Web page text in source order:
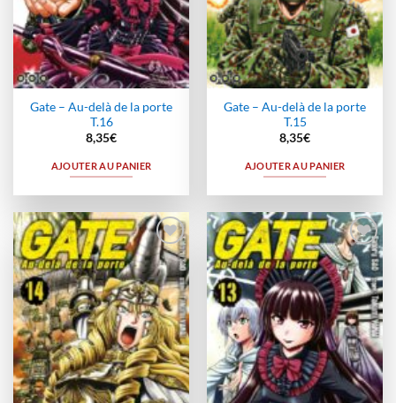
Gate – Au-delà de la porte
T.16
8,35€
AJOUTER AU PANIER
Gate – Au-delà de la porte
T.15
8,35€
AJOUTER AU PANIER
Ajouter
à la
wishlist
Ajouter
à la
wishlist